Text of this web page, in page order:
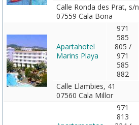
Calle Ronda des Prat, s/n
07559 Cala Bona
Apartahotel
Marins Playa
971
585
805 /
971
585
882
Calle Llambies, 41
07560 Cala Millor
971
813